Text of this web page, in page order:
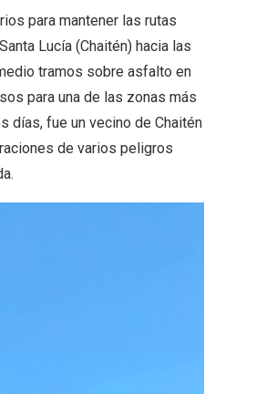
para mantener las rutas
Lucía (Chaitén) hacia las
tramos sobre asfalto en
para una de las zonas más
días, fue un vecino de Chaitén
de varios peligros